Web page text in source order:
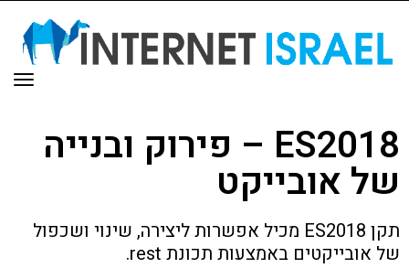
ES2018 – פירוק ובנייה
של אובייקט
תקן ES2018 מכיל אפשרות ליצירה, שינוי ושכפול
של אובייקטים באמצעות תכונת rest.